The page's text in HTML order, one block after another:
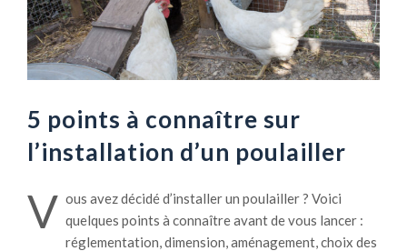
5 points à connaître sur
l’installation d’un poulailler
V ous avez décidé d’installer un poulailler ? Voici
quelques points à connaître avant de vous lancer :
réglementation, dimension, aménagement, choix des